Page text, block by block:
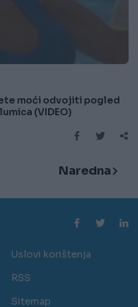
moći odvojiti pogled
(VIDEO)
Naredna
Uslovi korištenja
RSS
Sitemap